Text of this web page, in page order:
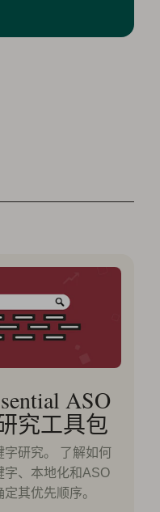
ASO
究工具包
研究。 了解如何
字、本地化和ASO
其优先顺序。